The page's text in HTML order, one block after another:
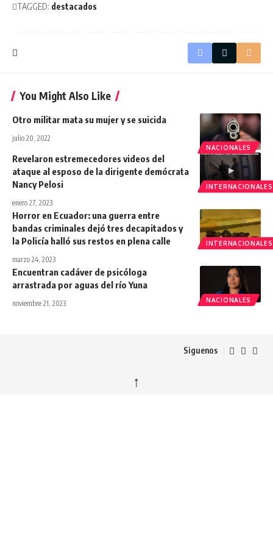
TAGGED: destacados
You Might Also Like
NACIONALES
Otro militar mata su mujer y se suicida
julio 20, 2022
INTERNACIONALES
Revelaron estremecedores videos del
ataque al esposo de la dirigente demócrata
Nancy Pelosi
enero 27, 2023
INTERNACIONALES
Horror en Ecuador: una guerra entre
bandas criminales dejó tres decapitados y
la Policía halló sus restos en plena calle
marzo 24, 2023
NACIONALES
Encuentran cadáver de psicóloga
arrastrada por aguas del río Yuna
noviembre 21, 2023
Siguenos
↑